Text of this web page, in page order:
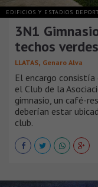
EDIFICIOS Y ESTADIOS
3N1
techos
LLATAS, Genaro Alva
El encargo
el Club de la
gimnasio, un café-
deberían estar
club.